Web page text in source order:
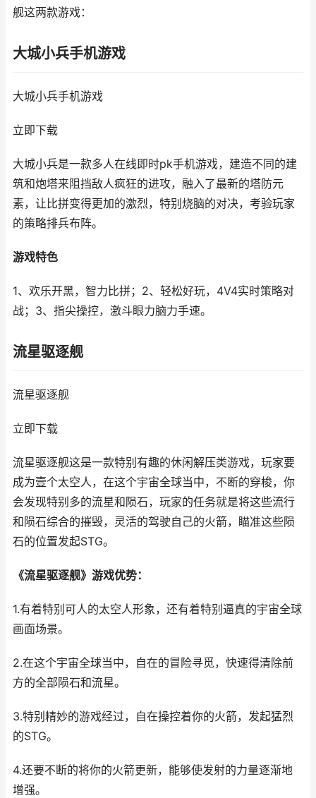
舰这两款游戏：
大城小兵手机游戏
大城小兵手机游戏
立即下载
大城小兵是一款多人在线即时pk手机游戏，建造不同的建
筑和炮塔来阻挡敌人疯狂的进攻，融入了最新的塔防元
素，让比拼变得更加的激烈，特别烧脑的对决，考验玩家
的策略排兵布阵。
游戏特色
1、欢乐开黑，智力比拼；2、轻松好玩，4V4实时策略对
战；3、指尖操控，激斗眼力脑力手速。
流星驱逐舰
流星驱逐舰
立即下载
流星驱逐舰这是一款特别有趣的休闲解压类游戏，玩家要
成为壹个太空人，在这个宇宙全球当中，不断的穿梭，你
会发现特别多的流星和陨石，玩家的任务就是将这些流行
和陨石综合的摧毁，灵活的驾驶自己的火箭，瞄准这些陨
石的位置发起STG。
《流星驱逐舰》游戏优势：
1.有着特别可人的太空人形象，还有着特别逼真的宇宙全球
画面场景。
2.在这个宇宙全球当中，自在的冒险寻觅，快速得清除前
方的全部陨石和流星。
3.特别精妙的游戏经过，自在操控着你的火箭，发起猛烈
的STG。
4.还要不断的将你的火箭更新，能够使发射的力量逐渐地
增强。